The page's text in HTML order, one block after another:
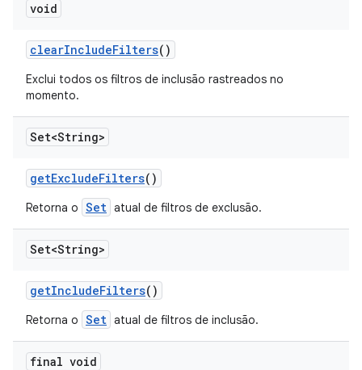
void
clearIncludeFilters()
Exclui todos os filtros de inclusão rastreados no
momento.
Set<String>
getExcludeFilters()
Retorna o Set atual de filtros de exclusão.
Set<String>
getIncludeFilters()
Retorna o Set atual de filtros de inclusão.
final void